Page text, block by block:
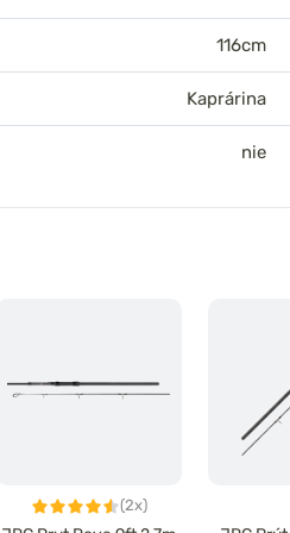
116cm
Kaprárina
nie
(2x)